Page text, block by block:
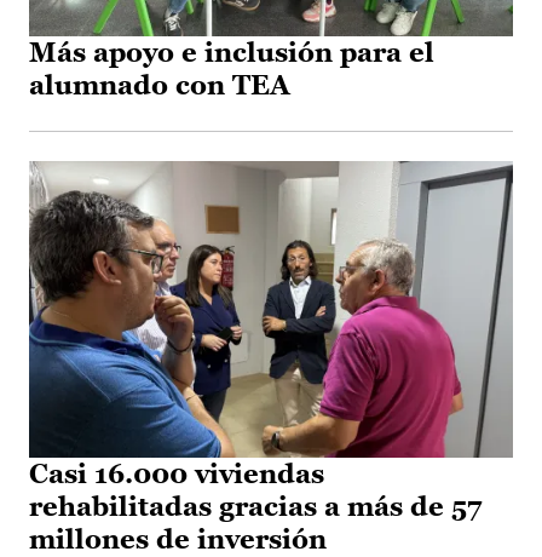
Más apoyo e inclusión para el
alumnado con TEA
Casi 16.000 viviendas
rehabilitadas gracias a más de 57
millones de inversión